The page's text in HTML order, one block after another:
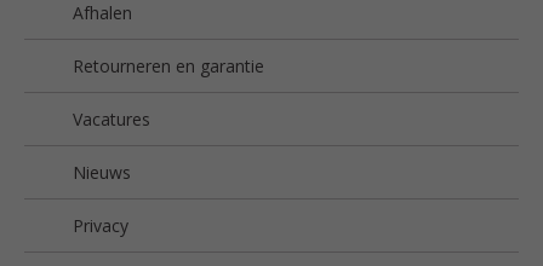
Afhalen
Retourneren en garantie
Vacatures
Nieuws
Privacy